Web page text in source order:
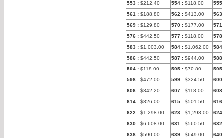
553 : $212.40 554 : $118.00
555
561 : $188.80 562 : $413.00
563
569 : $129.80 570 : $177.00
571
576 : $442.50 577 : $118.00
578
583 : $1,003.00 584 : $1,062.00
586 : $442.50 587 : $944.00
588
594 : $118.00 595 : $70.80
598 : $472.00 599 : $324.50
600
606 : $342.20 607 : $118.00
608
614 : $826.00 615 : $501.50
616
622 : $1,298.00 623 : $1,298.00
624
630 : $6,608.00 631 : $560.50
632
638 : $590.00 639 : $649.00
640